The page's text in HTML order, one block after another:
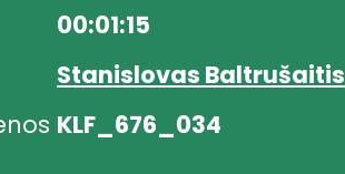
00:01:15
Stanislovas Baltrušaitis
KLF_676_034